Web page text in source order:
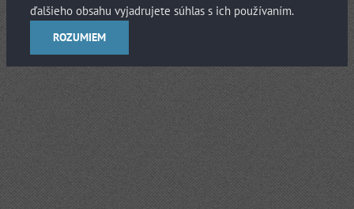
ďalšieho obsahu vyjadrujete súhlas s ich používaním.
ROZUMIEM